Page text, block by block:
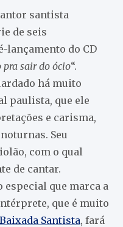
santista
de seis
lançamento do CD
pra sair do ócio“.
há muito
paulista, que ele
e carisma,
Seu
com o qual
de cantar.
especial que marca a
que é muito
Baixada Santista, fará